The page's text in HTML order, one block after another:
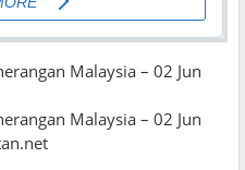
Malaysia – 02 Jun
Malaysia – 02 Jun